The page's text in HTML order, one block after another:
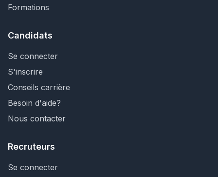
Formations
Candidats
Se connecter
S'inscrire
Conseils carrière
Besoin d'aide?
Nous contacter
Recruteurs
Se connecter